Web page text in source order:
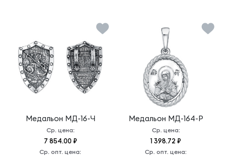
Медальон МД-16-Ч
Ср. цена:
7 854.00 ₽
Ср. опт. цена:
Медальон МД-164-Р
Ср. цена:
1 398.72 ₽
Ср. опт. цена: